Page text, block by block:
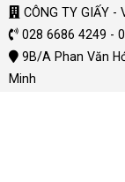
CÔNG TY GIẤY -
028 6686 4249 -
9B/A Phan Văn
Minh